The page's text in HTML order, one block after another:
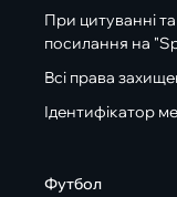
При цитуванні
посилання на
Всі права
Ідентифікатор
Футбол